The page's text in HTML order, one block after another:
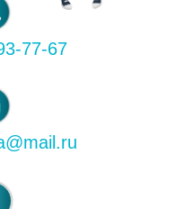
77-67